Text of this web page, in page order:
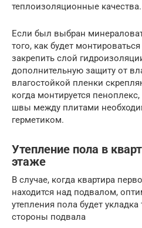
теплоизоляционные качества.
Если был выбран
того, как будет
закрепить слой
дополнительную защиту от
влагостойкой пленки
когда монтируется
швы между плитами
герметиком.
Утепление пола в
этаже
В случае, когда квартира
находится над подвалом,
утепления пола будет
стороны подвала